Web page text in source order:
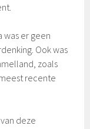
er geen
Ook was
zoals
recente
deze